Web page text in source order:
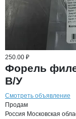
250.00 ₽
Форель филе
В/У
Смотреть объявление
Продам
Россия Московская